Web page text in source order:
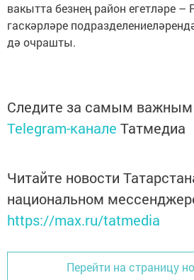
вакытта безнең район егетләре
гаскәрләре
дә очрашты.
Следите за самым
Telegram-канале Татмедиа
Читайте новости
национальном
https://max.ru/tatmedia
Перейти на страницу